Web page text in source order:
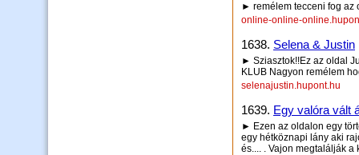
► remélem tecceni fog az
online-online-
1638. Selena & Justin
► Sziasztok!!Ez az oldal
KLUB Nagyon remélem
selenajustin.hupont.hu
1639. Egy valóra vált
► Ezen az oldalon egy
egy hétköznapi lány aki
és.... . Vajon megtalálják a